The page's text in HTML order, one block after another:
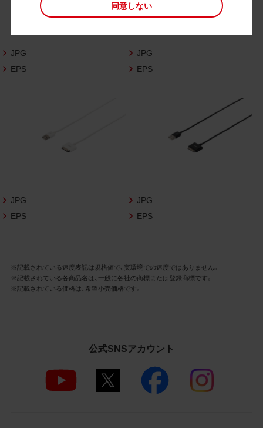
D図ダウンロードページで公開している当
いいます）の利用を許諾いたします。
お客様が「同意する」ボタンをクリックされ
た場合、商品写真データ利用規約及びCAD
データ利用規約の記載事項は予告なく変更
されることがあります。各データをダウン
ロードする際には最新の規約をご確認くだ
商品写真データ利用規約
2.利用許諾
の報道・解説に利用する場合に限り商品写
ます。当社からの個別の同意を得た場合を
除き、上記の目的、利用方法以外に商品写真
同意しない
JPG
EPS
JPG
EPS
JPG
EPS
JPG
EPS
※記載されている速度表記は規格値で、実環境での速度ではありません。
※記載されている各商品名は、一般に各社の商標または登録商標です。
※記載されている価格は、希望小売価格です。
公式SNSアカウント